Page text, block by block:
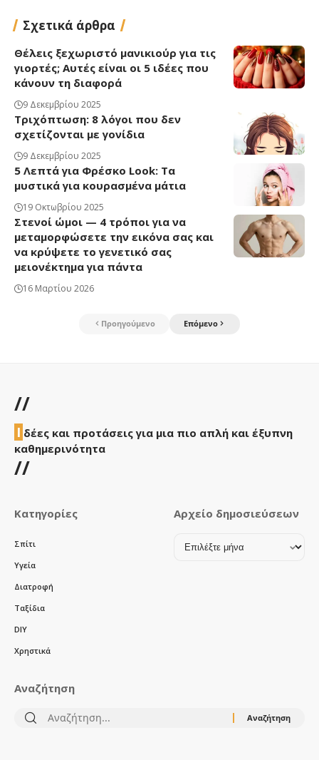
Σχετικά άρθρα
Θέλεις ξεχωριστό μανικιούρ για τις
γιορτές; Αυτές είναι οι 5 ιδέες που
κάνουν τη διαφορά
9 Δεκεμβρίου 2025
Τριχόπτωση: 8 λόγοι που δεν
σχετίζονται με γονίδια
9 Δεκεμβρίου 2025
5 Λεπτά για Φρέσκο Look: Τα
μυστικά για κουρασμένα μάτια
19 Οκτωβρίου 2025
Στενοί ώμοι — 4 τρόποι για να
μεταμορφώσετε την εικόνα σας και
να κρύψετε το γενετικό σας
μειονέκτημα για πάντα
16 Μαρτίου 2026
Προηγούμενο Επόμενο
//
Ι δέες και προτάσεις για μια πιο απλή και έξυπνη
καθημερινότητα
//
Κατηγορίες
Σπίτι
Υγεία
Διατροφή
Ταξίδια
DIY
Χρηστικά
Αρχείο δημοσιεύσεων
Αρχείο
Αναζήτηση
Αναζήτηση